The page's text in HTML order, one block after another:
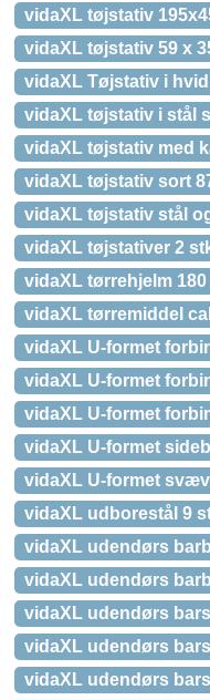
vidaXL tøjstativ
vidaXL tøjstativ 59 x
vidaXL Tøjstativ i hvid
vidaXL tøjstativ i stål
vidaXL tøjstativ med
vidaXL tøjstativ sort
vidaXL tøjstativ stål
vidaXL tøjstativer 2
vidaXL tørrehjelm 180
vidaXL tørremiddel
vidaXL U-formet
vidaXL U-formet
vidaXL U-formet
vidaXL U-formet
vidaXL U-formet
vidaXL udborestål 9
vidaXL udendørs
vidaXL udendørs
vidaXL udendørs
vidaXL udendørs
vidaXL udendørs